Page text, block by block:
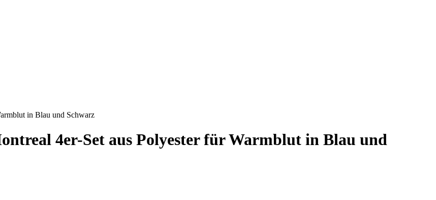
in Blau und Schwarz
4er-Set aus Polyester für Warmblut in Blau und